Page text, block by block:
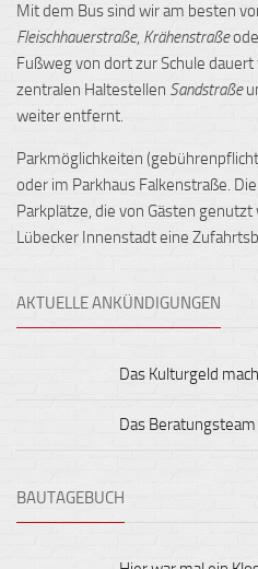
Mit dem Bus sind wir am besten
Fleischhauerstraße, Krähenstraße
Fußweg von dort zur Schule
zentralen Haltestellen Sandstraße
weiter entfernt.
Parkmöglichkeiten
oder im Parkhaus Falkenstraße.
Parkplätze, die von Gästen
Lübecker Innenstadt eine
AKTUELLE ANKÜNDIGUNGEN
Das Kulturgeld
Das
BAUTAGEBUCH